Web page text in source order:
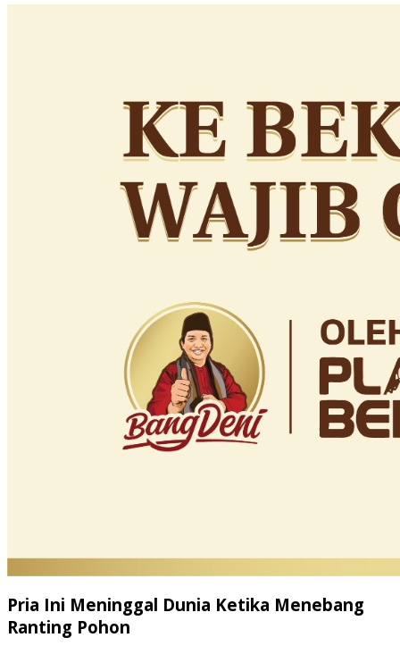
Pria Ini Meninggal Dunia Ketika Menebang
Ranting Pohon